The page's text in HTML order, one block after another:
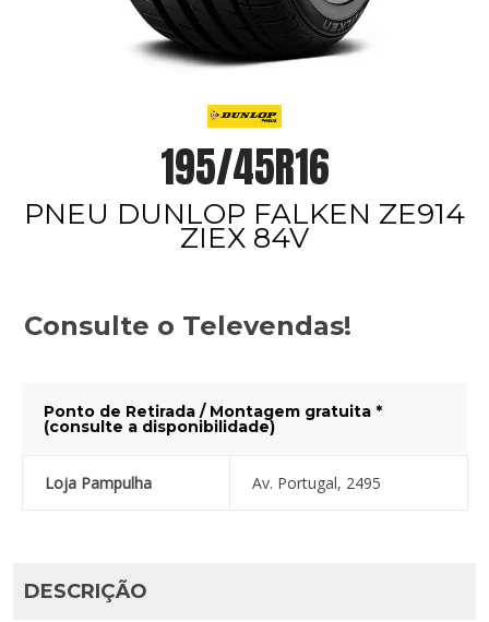
195/45R16
PNEU DUNLOP FALKEN ZE914
ZIEX 84V
Consulte o Televendas!
Ponto de Retirada / Montagem gratuita *
(consulte a disponibilidade)
Loja Pampulha Av. Portugal, 2495
DESCRIÇÃO